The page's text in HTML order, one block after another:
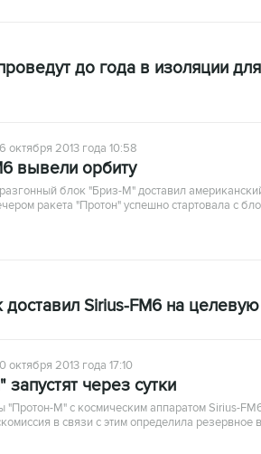
до года в изоляции
октября 2013 года 10:58
вывели орбиту
блок "Бриз-М" доставил
ракета "Протон" успешно стартовала с
Sirius-FM6 на
октября 2013 года 17:10
запустят через сутки
"Протон-М" с космическим аппаратом Sirius-
в связи с этим определила